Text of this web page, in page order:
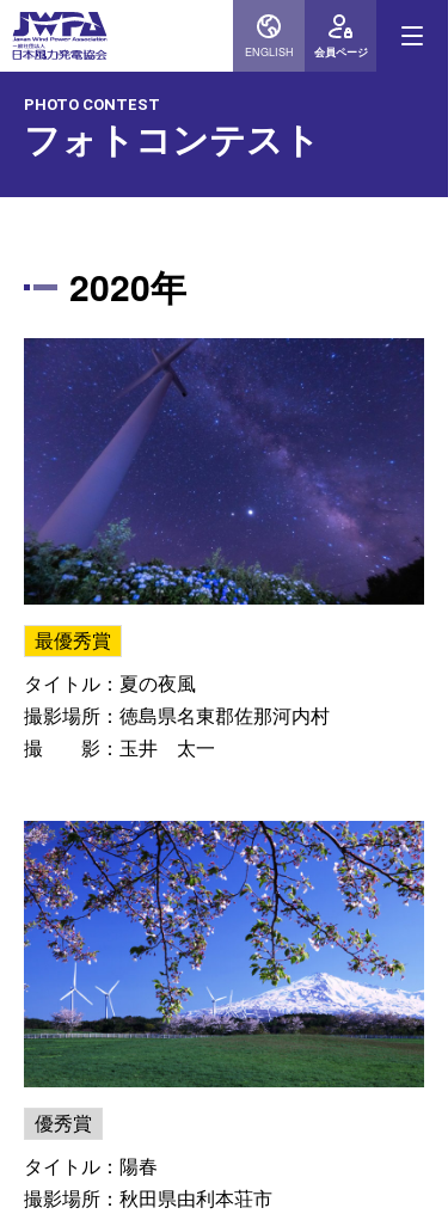
ENGLISH 会員ページ
PHOTO CONTEST
フォトコンテスト
2020年
最優秀賞
タイトル：夏の夜風
撮影場所：徳島県名東郡佐那河内村
撮 影：玉井 太一
優秀賞
タイトル：陽春
撮影場所：秋田県由利本荘市